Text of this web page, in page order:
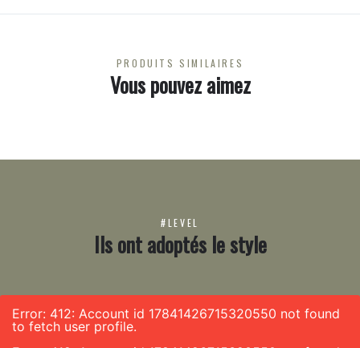
PRODUITS SIMILAIRES
Vous pouvez aimez
#LEVEL
Ils ont adoptés le style
Error: 412: Account id 17841426715320550 not found
to fetch user profile.